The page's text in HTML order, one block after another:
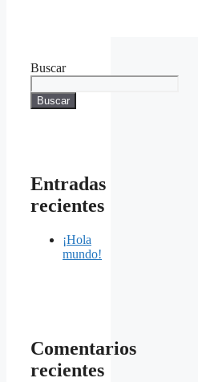
Buscar
Buscar
Entradas
recientes
¡Hola
mundo!
Comentarios
recientes